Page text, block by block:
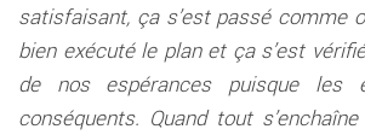
satisfaisant, ça s’est passé comme
bien exécuté le plan et ça s’est
de nos espérances puisque les
conséquents. Quand tout